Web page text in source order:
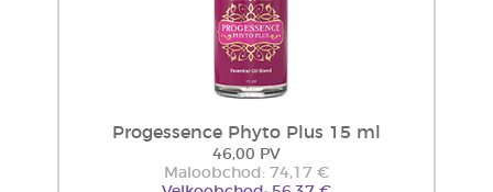
Progessence Phyto Plus 15 ml
46,00 PV
Maloobchod: 74,17 €